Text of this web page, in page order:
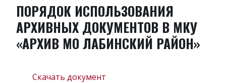
ПОРЯДОК ИСПОЛЬЗОВАНИЯ
АРХИВНЫХ ДОКУМЕНТОВ В МКУ
«АРХИВ МО ЛАБИНСКИЙ РАЙОН»
Скачать документ